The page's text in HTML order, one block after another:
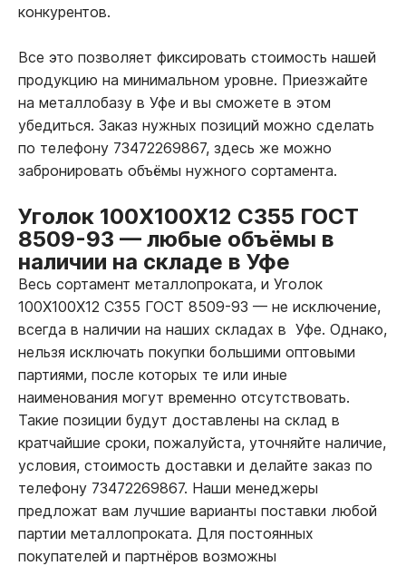
конкурентов.
Все это позволяет фиксировать стоимость нашей
продукцию на минимальном уровне. Приезжайте
на металлобазу в Уфе и вы сможете в этом
убедиться. Заказ нужных позиций можно сделать
по телефону 73472269867, здесь же можно
забронировать объёмы нужного сортамента.
Уголок 100Х100Х12 С355 ГОСТ
8509-93 — любые объёмы в
наличии на складе в Уфе
Весь сортамент металлопроката, и Уголок
100Х100Х12 С355 ГОСТ 8509-93 — не исключение,
всегда в наличии на наших складах в Уфе. Однако,
нельзя исключать покупки большими оптовыми
партиями, после которых те или иные
наименования могут временно отсутствовать.
Такие позиции будут доставлены на склад в
кратчайшие сроки, пожалуйста, уточняйте наличие,
условия, стоимость доставки и делайте заказ по
телефону 73472269867. Наши менеджеры
предложат вам лучшие варианты поставки любой
партии металлопроката. Для постоянных
покупателей и партнёров возможны